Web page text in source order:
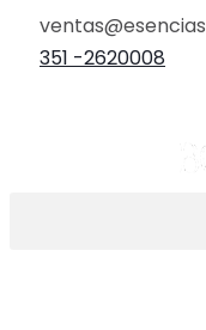
351 -2620008